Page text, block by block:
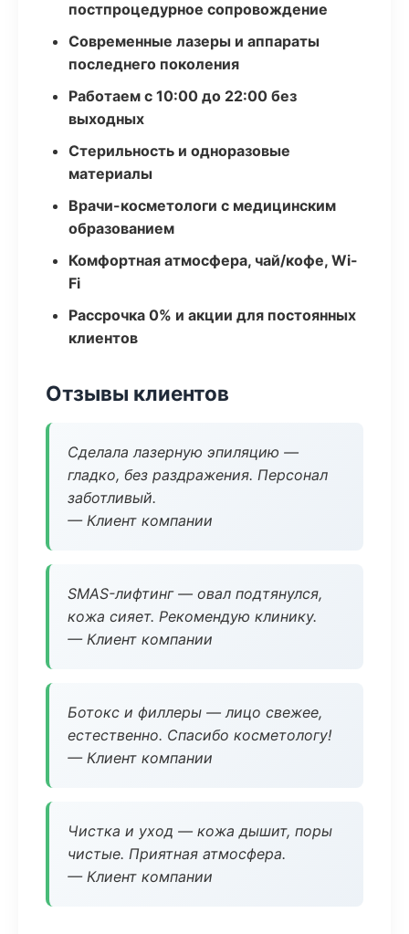
постпроцедурное сопровождение
Современные лазеры и аппараты
последнего поколения
Работаем с 10:00 до 22:00 без
выходных
Стерильность и одноразовые
материалы
Врачи-косметологи с медицинским
образованием
Комфортная атмосфера, чай/кофе, Wi-
Fi
Рассрочка 0% и акции для постоянных
клиентов
Отзывы клиентов
Сделала лазерную эпиляцию —
гладко, без раздражения. Персонал
заботливый.
— Клиент компании
SMAS-лифтинг — овал подтянулся,
кожа сияет. Рекомендую клинику.
— Клиент компании
Ботокс и филлеры — лицо свежее,
естественно. Спасибо косметологу!
— Клиент компании
Чистка и уход — кожа дышит, поры
чистые. Приятная атмосфера.
— Клиент компании